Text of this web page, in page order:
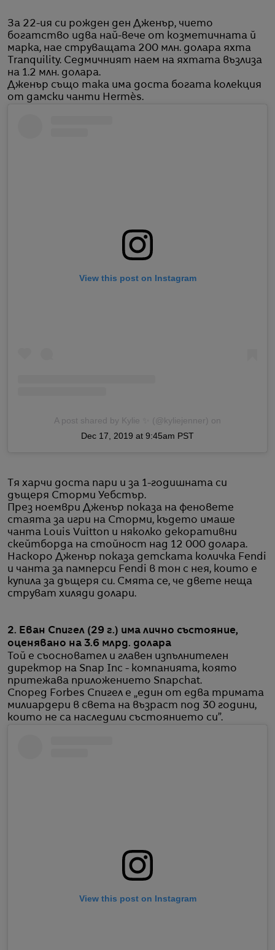
За 22-ия си рожден ден Дженър, чието
богатство идва най-вече от козметичната й
марка, нае струващата 200 млн. долара яхта
Tranquility. Седмичният наем на яхтата възлиза
на 1.2 млн. долара.
Дженър също така има доста богата колекция
от дамски чанти Hermès.
View this post on Instagram
A post shared by Kylie ✨ (@kyliejenner) on
Dec 17, 2019 at 9:45am PST
Тя харчи доста пари и за 1-годишната си
дъщеря Сторми Уебстър.
През ноември Дженър показа на феновете
стаята за игри на Сторми, където имаше
чанта Louis Vuitton и няколко декоративни
скейтборда на стойност над 12 000 долара.
Наскоро Дженър показа детската количка Fendi
и чанта за памперси Fendi в тон с нея, които е
купила за дъщеря си. Смята се, че двете неща
струват хиляди долари.
2. Еван Спигел (29 г.) има лично състояние,
оценявано на 3.6 млрд. долара
Той е съосновател и главен изпълнителен
директор на Snap Inc - компанията, която
притежава приложението Snapchat.
Според Forbes Спигел е „един от едва тримата
милиардери в света на възраст под 30 години,
които не са наследили състоянието си”.
View this post on Instagram